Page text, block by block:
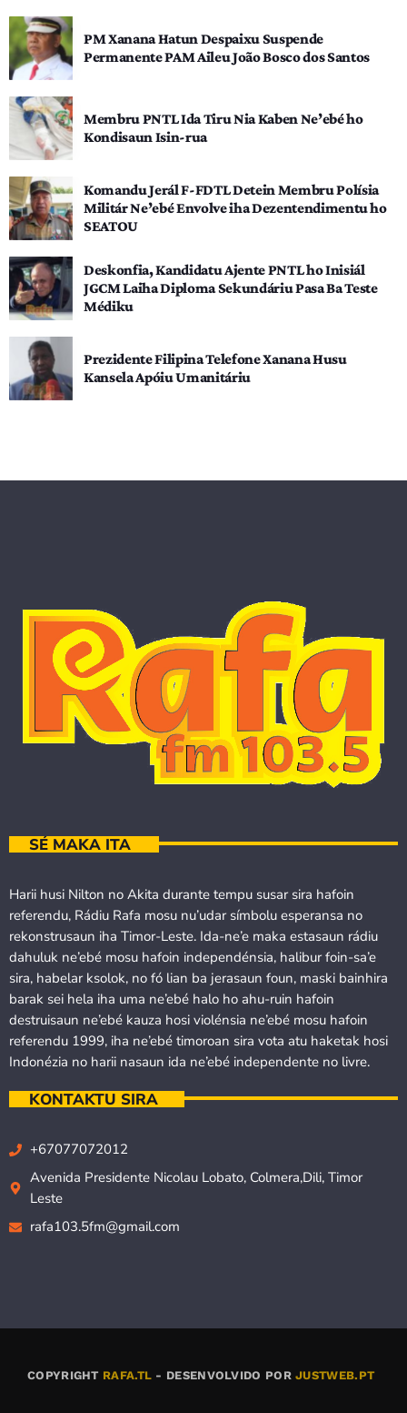
PM Xanana Hatun Despaixu Suspende
Permanente PAM Aileu João Bosco dos Santos
Membru PNTL Ida Tiru Nia Kaben Ne’ebé ho
Kondisaun Isin-rua
Komandu Jerál F-FDTL Detein Membru Polísia
Militár Ne’ebé Envolve iha Dezentendimentu ho
SEATOU
Deskonfia, Kandidatu Ajente PNTL ho Inisiál
JGCM Laiha Diploma Sekundáriu Pasa Ba Teste
Médiku
Prezidente Filipina Telefone Xanana Husu
Kansela Apóiu Umanitáriu
SÉ MAKA ITA
Harii husi Nilton no Akita durante tempu susar sira hafoin
referendu, Rádiu Rafa mosu nu’udar símbolu esperansa no
rekonstrusaun iha Timor-Leste. Ida-ne’e maka estasaun rádiu
dahuluk ne’ebé mosu hafoin independénsia, halibur foin-sa’e
sira, habelar ksolok, no fó lian ba jerasaun foun, maski bainhira
barak sei hela iha uma ne’ebé halo ho ahu-ruin hafoin
destruisaun ne’ebé kauza hosi violénsia ne’ebé mosu hafoin
referendu 1999, iha ne’ebé timoroan sira vota atu haketak hosi
Indonézia no harii nasaun ida ne’ebé independente no livre.
KONTAKTU SIRA
+67077072012
Avenida Presidente Nicolau Lobato, Colmera,Dili, Timor
Leste
rafa103.5fm@gmail.com
COPYRIGHT RAFA.TL - DESENVOLVIDO PORJUSTWEB.PT